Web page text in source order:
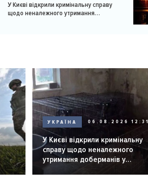
У Києві відкрили кримінальну справу
щодо неналежного утримання
УКРАЇНА 06.08.2026 12:31
У Києві відкрили кримінальну
справу щодо неналежного
утримання доберманів у
розпліднику